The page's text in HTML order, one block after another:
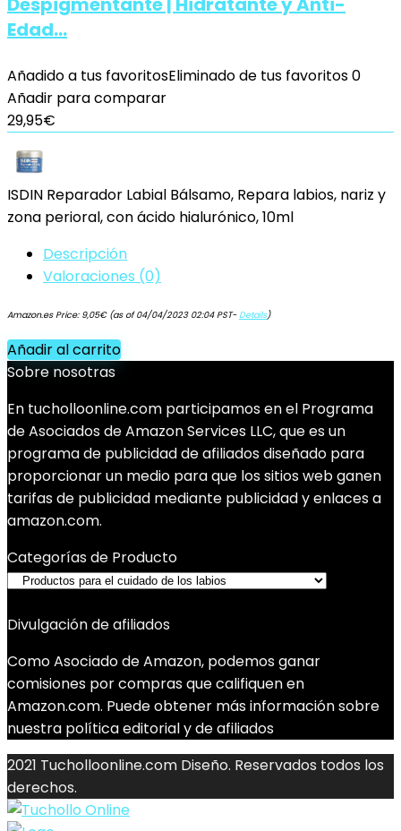
Edad…
Añadido a tus favoritosEliminado de tus favoritos0
Añadir para comparar
29,95€
ISDIN Reparador Labial Bálsamo, Repara labios, nariz y
zona perioral, con ácido hialurónico, 10ml
Descripción
Valoraciones (0)
Amazon.es Price: 9,05€(as of 04/04/2023 02:04 PST-Details)
Añadir al carrito
Sobre nosotras
En tucholloonline.com participamos en el Programa
de Asociados de Amazon Services LLC, que es un
programa de publicidad de afiliados diseñado para
proporcionar un medio para que los sitios web ganen
tarifas de publicidad mediante publicidad y enlaces a
amazon.com.
Categorías de Producto
Divulgación de afiliados
Como Asociado de Amazon, podemos ganar
comisiones por compras que califiquen en
Amazon.com. Puede obtener más información sobre
nuestra política editorial y de afiliados
2021 Tucholloonline.com Diseño. Reservados todos los
derechos.